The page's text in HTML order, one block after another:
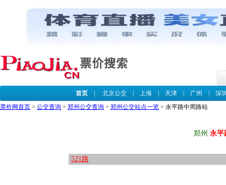
首页| 北京公交| 上海| 天津| 广州
深
票价网首页 > 公交查询 > 郑州公交查询 > 郑州公交站点一览 > 永平路中周路站
郑州 永平
521路